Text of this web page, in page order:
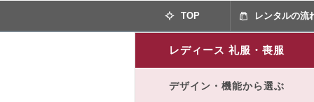
TOP レンタルの流
レディース 礼服・喪服
デザイン・機能から選ぶ